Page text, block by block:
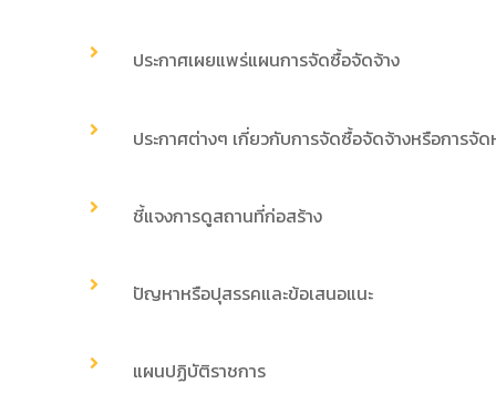
ประกาศเผยแพร่แผนการจัดซื้อจัดจ้าง
ประกาศต่างๆ เกี่ยวกับการจัดซื้อจัดจ้างหรือการจั
ชี้แจงการดูสถานที่ก่อสร้าง
ปัญหาหรือปุสรรคและข้อเสนอแนะ
แผนปฏิบัติราชการ